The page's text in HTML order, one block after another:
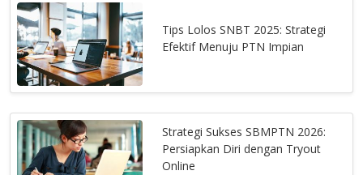
Tips Lolos SNBT 2025: Strategi
Efektif Menuju PTN Impian
Strategi Sukses SBMPTN 2026:
Persiapkan Diri dengan Tryout
Online